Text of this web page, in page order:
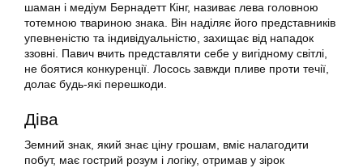
шаман і медіум Бернадетт Кінг, називає лева головною
тотемною твариною знака. Він наділяє його представників
упевненістю та індивідуальністю, захищає від нападок
ззовні. Павич вчить представляти себе у вигідному світлі,
не боятися конкуренції. Лосось завжди пливе проти течії,
долає будь-які перешкоди.
Діва
Земний знак, який знає ціну грошам, вміє налагодити
побут, має гострий розум і логіку, отримав у зірок